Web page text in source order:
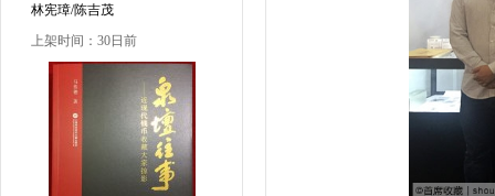
林宪璋/陈吉茂
上架时间：30日前